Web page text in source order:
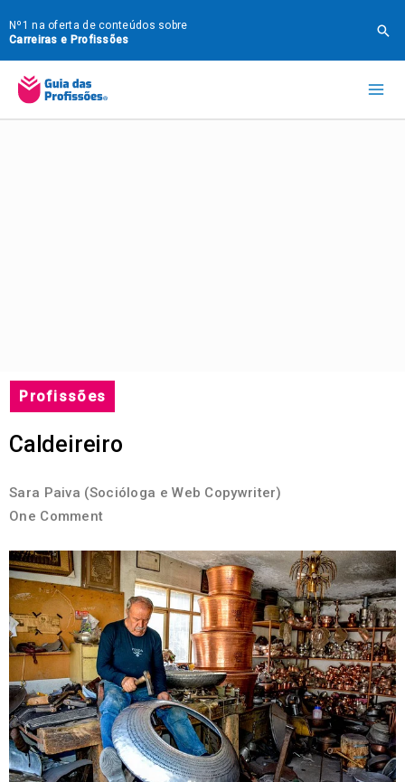
para
o
conteúdo
Nº1 na oferta de conteúdos sobre
Carreiras e Profissões
Profissões
Caldeireiro
Sara Paiva (Socióloga e Web Copywriter)
One Comment